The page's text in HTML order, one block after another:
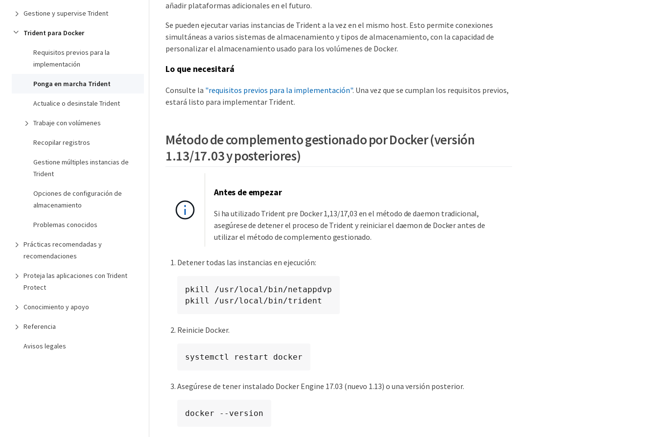
Gestione y supervise Trident
Trident para Docker
Requisitos previos para la
implementación
Ponga en marcha Trident
Actualice o desinstale Trident
Trabaje con volúmenes
Recopilar registros
Gestione múltiples instancias de
Trident
Opciones de configuración de
almacenamiento
Problemas conocidos
Prácticas recomendadas y
recomendaciones
Proteja las aplicaciones con Trident
Protect
Conocimiento y apoyo
Referencia
Avisos legales
añadir plataformas adicionales en el futuro.
Se pueden ejecutar varias instancias de Trident a la vez en el mismo host. Esto permite conexiones
simultáneas a varios sistemas de almacenamiento y tipos de almacenamiento, con la capacidad de
personalizar el almacenamiento usado para los volúmenes de Docker.
Lo que necesitará
Consulte la "requisitos previos para la implementación". Una vez que se cumplan los requisitos previos,
estará listo para implementar Trident.
Método de complemento gestionado por Docker (versión
1.13/17.03 y posteriores)
Antes de empezar
Si ha utilizado Trident pre Docker 1,13/17,03 en el método de daemon tradicional,
asegúrese de detener el proceso de Trident y reiniciar el daemon de Docker antes de
utilizar el método de complemento gestionado.
Detener todas las instancias en ejecución:
pkill /usr/local/bin/netappdvp
pkill /usr/local/bin/trident
Reinicie Docker.
systemctl restart docker
Asegúrese de tener instalado Docker Engine 17.03 (nuevo 1.13) o una versión posterior.
docker --version